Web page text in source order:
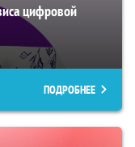
цифровой
ПОДРОБНЕЕ